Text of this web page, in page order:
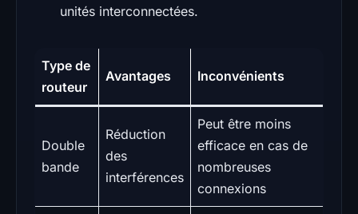
unités interconnectées.
Type de
routeur
Avantages Inconvénients
Double
bande
Réduction
des
interférences
Peut être moins
efficace en cas de
nombreuses
connexions